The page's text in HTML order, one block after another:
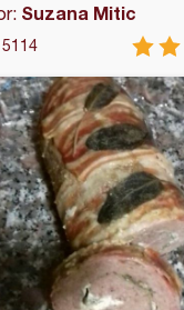
Suzana Mitic
5114